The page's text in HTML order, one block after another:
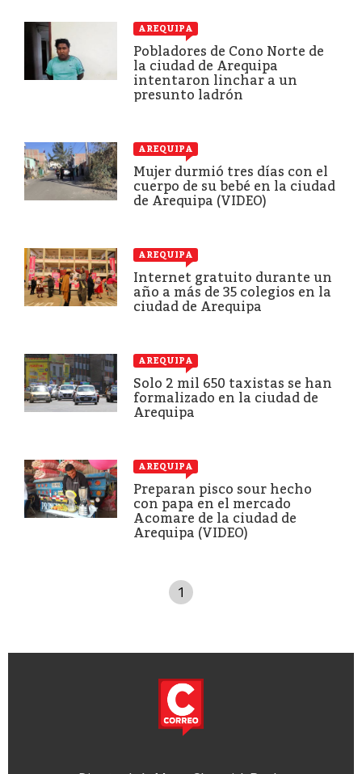
AREQUIPA
Pobladores de Cono Norte de
la ciudad de Arequipa
intentaron linchar a un
presunto ladrón
AREQUIPA
Mujer durmió tres días con el
cuerpo de su bebé en la ciudad
de Arequipa (VIDEO)
AREQUIPA
Internet gratuito durante un
año a más de 35 colegios en la
ciudad de Arequipa
AREQUIPA
Solo 2 mil 650 taxistas se han
formalizado en la ciudad de
Arequipa
AREQUIPA
Preparan pisco sour hecho
con papa en el mercado
Acomare de la ciudad de
Arequipa (VIDEO)
1